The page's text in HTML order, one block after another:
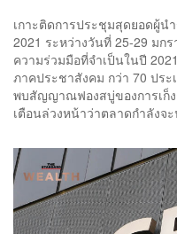
เกาะติดการประชุมสุดยอดผู้น
2021 ระหว่างวันที่ 25-29 มก
ความร่วมมือที่จำเป็นในปี
ภาคประชาสังคม กว่า 70 ปร
พบสัญญาณฟองสบู่ของการเก็ง
เตือนล่วงหน้าว่าตลาดกำลังจ